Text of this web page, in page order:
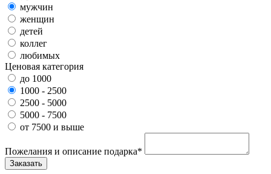
мужчин
женщин
детей
коллег
любимых
Ценовая категория
до 1000
1000 - 2500
2500 - 5000
5000 - 7500
от 7500 и выше
Пожелания и описание подарка*